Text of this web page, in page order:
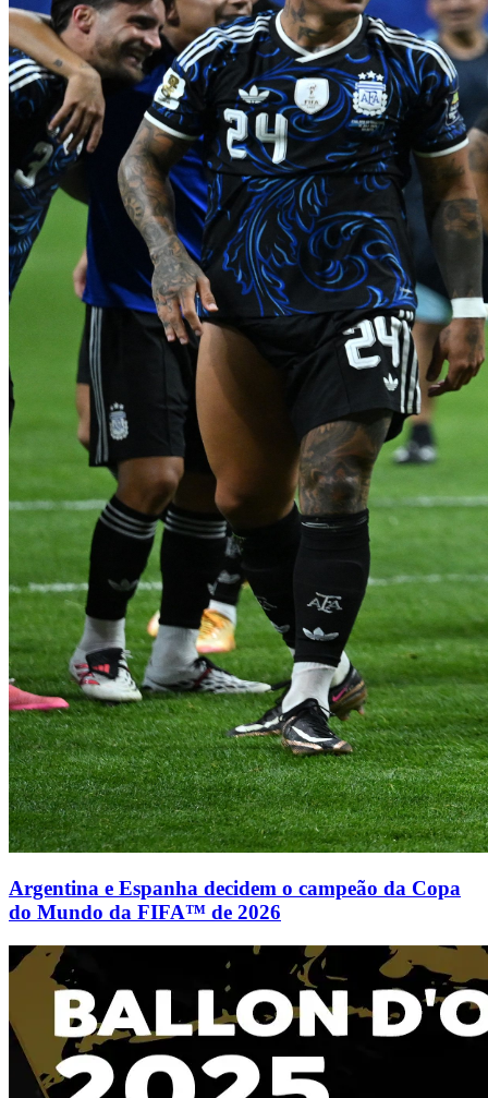
Argentina e Espanha decidem o campeão da Copa
do Mundo da FIFA™ de 2026